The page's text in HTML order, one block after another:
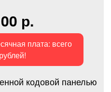
р.
плата: всего
кодовой панелью